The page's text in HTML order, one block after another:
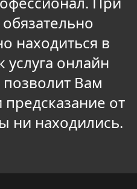
находиться в
услуга онлайн
позволит Вам
предсказание от
ни находились.